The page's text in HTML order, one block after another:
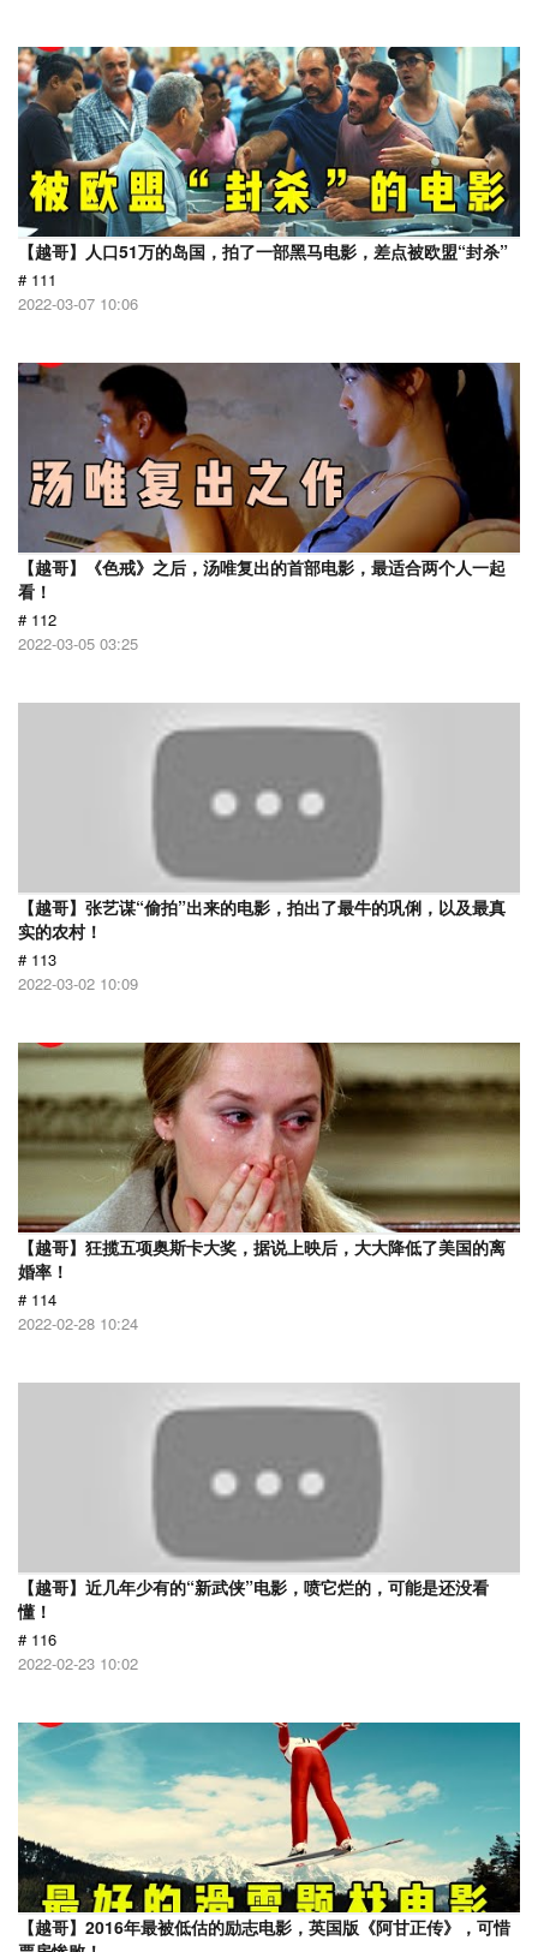
【越哥】人口51万的岛国，拍了一部黑马电影，差点被欧盟“封杀”
# 111
2022-03-07 10:06
【越哥】《色戒》之后，汤唯复出的首部电影，最适合两个人一起
看！
# 112
2022-03-05 03:25
【越哥】张艺谋“偷拍”出来的电影，拍出了最牛的巩俐，以及最真
实的农村！
# 113
2022-03-02 10:09
【越哥】狂揽五项奥斯卡大奖，据说上映后，大大降低了美国的离
婚率！
# 114
2022-02-28 10:24
【越哥】近几年少有的“新武侠”电影，喷它烂的，可能是还没看
懂！
# 116
2022-02-23 10:02
【越哥】2016年最被低估的励志电影，英国版《阿甘正传》，可惜